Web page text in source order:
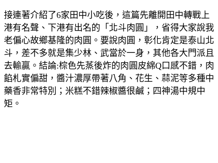
接連著介紹了6家田中小吃後，這篇先離開田中轉戰上
港有名聲、下港有出名的「北斗肉圓」，省得大家說我
老偏心故鄉基隆的肉圓。要說肉圓，彰化肯定是泰山北
斗，差不多就是集少林、武當於一身，其他各大門派且
去輸贏。結論:棕色先蒸後炸的肉圓皮綿Q口感不錯，肉
餡札實偏甜，醬汁濃厚帶著八角、花生、蒜泥等多種中
藥香非常特別；米糕不錯辣椒醬很鹹；四神湯中規中
矩。